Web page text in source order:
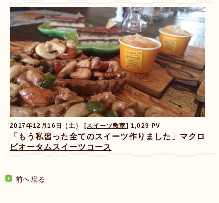
2017年12月16日（土） [スイーツ教室] 1,029 PV
「もう私習った全てのスイーツ作りました」マクロ
ビオータムスイーツコース
前へ戻る